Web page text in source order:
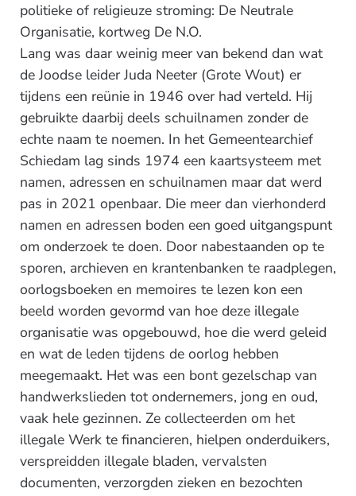
politieke of religieuze stroming: De Neutrale
Organisatie, kortweg De N.O.
Lang was daar weinig meer van bekend dan wat
de Joodse leider Juda Neeter (Grote Wout) er
tijdens een reünie in 1946 over had verteld. Hij
gebruikte daarbij deels schuilnamen zonder de
echte naam te noemen. In het Gemeentearchief
Schiedam lag sinds 1974 een kaartsysteem met
namen, adressen en schuilnamen maar dat werd
pas in 2021 openbaar. Die meer dan vierhonderd
namen en adressen boden een goed uitgangspunt
om onderzoek te doen. Door nabestaanden op te
sporen, archieven en krantenbanken te raadplegen,
oorlogsboeken en memoires te lezen kon een
beeld worden gevormd van hoe deze illegale
organisatie was opgebouwd, hoe die werd geleid
en wat de leden tijdens de oorlog hebben
meegemaakt. Het was een bont gezelschap van
handwerkslieden tot ondernemers, jong en oud,
vaak hele gezinnen. Ze collecteerden om het
illegale Werk te financieren, hielpen onderduikers,
verspreidden illegale bladen, vervalsten
documenten, verzorgden zieken en bezochten